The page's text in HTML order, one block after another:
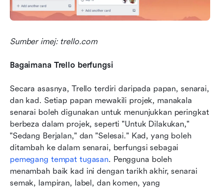
Sumber imej: trello.com
Bagaimana Trello berfungsi
Secara asasnya, Trello terdiri daripada papan, senarai,
dan kad. Setiap papan mewakili projek, manakala
senarai boleh digunakan untuk menunjukkan peringkat
berbeza dalam projek, seperti "Untuk Dilakukan,"
"Sedang Berjalan," dan "Selesai." Kad, yang boleh
pemegang tempat tugasan. Pengguna boleh
menambah baik kad ini dengan tarikh akhir, senarai
semak, lampiran, label, dan komen, yang